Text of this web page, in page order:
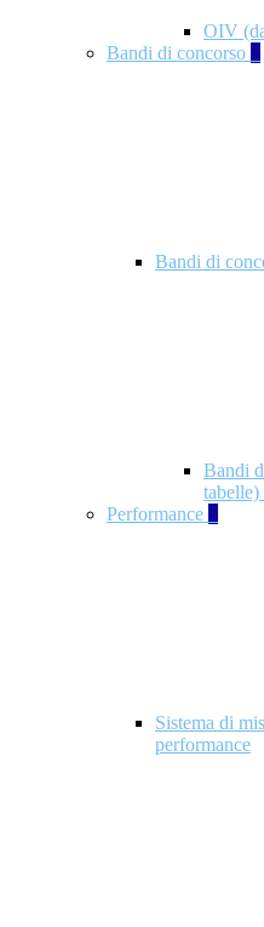
OIV
Bandi di concorso 2
Bandi di
Bandi
tabelle)
Performance 5
Sistema di
performance